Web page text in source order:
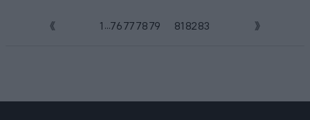
1 ...76 77 78 79 81 82 83